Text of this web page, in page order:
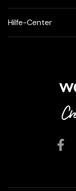
Hilfe-Center